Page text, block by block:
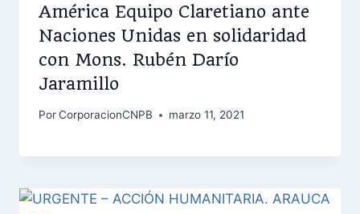
América Equipo Claretiano ante
Naciones Unidas en solidaridad
con Mons. Rubén Darío
Jaramillo
PorCorporacionCNPB marzo 11, 2021